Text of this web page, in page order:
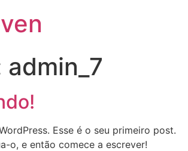
admin_7
Esse é o seu primeiro post.
o, e então comece a escrever!